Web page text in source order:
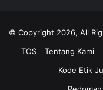
© Copyright 2026, All
TOS
Tentang Kami
Kode Etik